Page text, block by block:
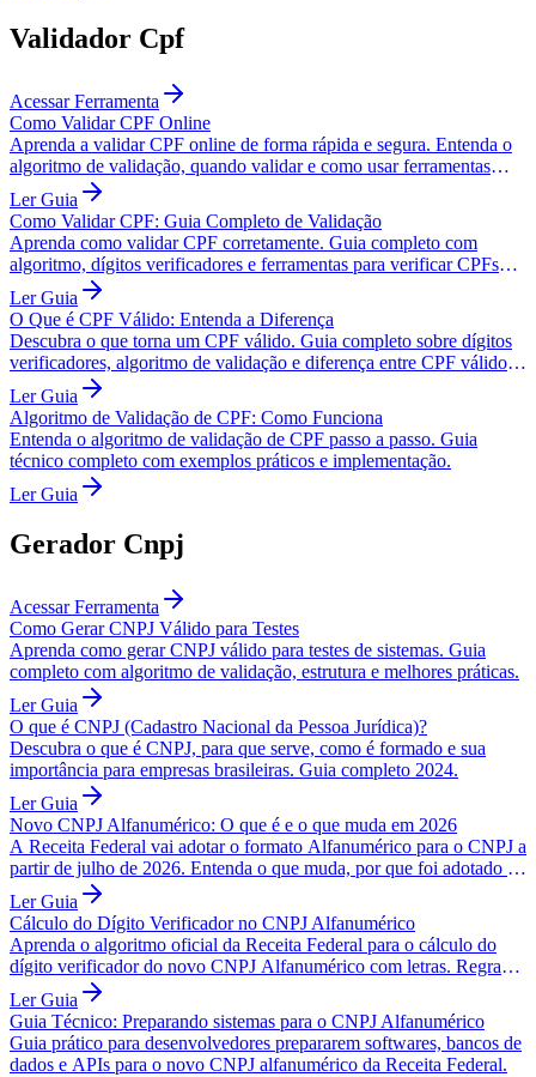
Validador Cpf
Acessar Ferramenta
Como Validar CPF Online
Aprenda a validar CPF online de forma rápida e segura. Entenda o
algoritmo de validação, quando validar e como usar ferramentas
Ler Guia
Como Validar CPF: Guia Completo de Validação
Aprenda como validar CPF corretamente. Guia completo com
algoritmo, dígitos verificadores e ferramentas para verificar CPFs
Ler Guia
O Que é CPF Válido: Entenda a Diferença
Descubra o que torna um CPF válido. Guia completo sobre dígitos
verificadores, algoritmo de validação e diferença entre CPF válido e
Ler Guia
Algoritmo de Validação de CPF: Como Funciona
Entenda o algoritmo de validação de CPF passo a passo. Guia
técnico completo com exemplos práticos e implementação.
Ler Guia
Gerador Cnpj
Acessar Ferramenta
Como Gerar CNPJ Válido para Testes
Aprenda como gerar CNPJ válido para testes de sistemas. Guia
completo com algoritmo de validação, estrutura e melhores práticas.
Ler Guia
O que é CNPJ (Cadastro Nacional da Pessoa Jurídica)?
Descubra o que é CNPJ, para que serve, como é formado e sua
importância para empresas brasileiras. Guia completo 2024.
Ler Guia
Novo CNPJ Alfanumérico: O que é e o que muda em 2026
A Receita Federal vai adotar o formato Alfanumérico para o CNPJ a
partir de julho de 2026. Entenda o que muda, por que foi adotado e
como vai funcionar na prática.
Ler Guia
Cálculo do Dígito Verificador no CNPJ Alfanumérico
Aprenda o algoritmo oficial da Receita Federal para o cálculo do
dígito verificador do novo CNPJ Alfanumérico com letras. Regras e
exemplos práticos.
Ler Guia
Guia Técnico: Preparando sistemas para o CNPJ Alfanumérico
Guia prático para desenvolvedores prepararem softwares, bancos de
dados e APIs para o novo CNPJ alfanumérico da Receita Federal.